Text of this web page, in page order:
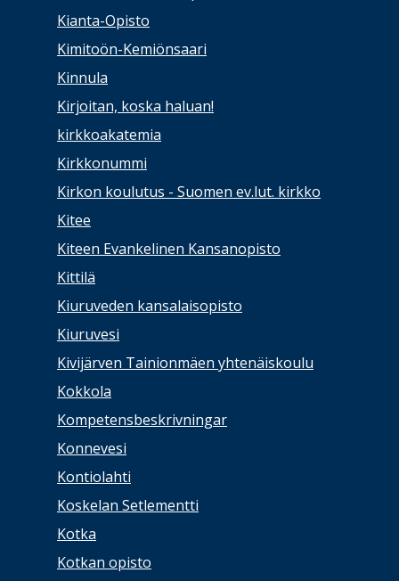
Kianta-Opisto
Kimitoön-Kemiönsaari
Kinnula
Kirjoitan, koska haluan!
kirkkoakatemia
Kirkkonummi
Kirkon koulutus - Suomen ev.lut. kirkko
Kitee
Kiteen Evankelinen Kansanopisto
Kittilä
Kiuruveden kansalaisopisto
Kiuruvesi
Kivijärven Tainionmäen yhtenäiskoulu
Kokkola
Kompetensbeskrivningar
Konnevesi
Kontiolahti
Koskelan Setlementti
Kotka
Kotkan opisto